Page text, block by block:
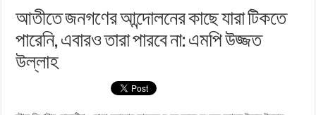
আতীতে জনগণের আন্দোলনের কাছে যারা টিকতে
পারেনি, এবারও তারা পারবে না: এমপি উজ্জত
উল্লাহ